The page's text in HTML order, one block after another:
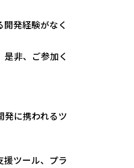
発経験がなく
非、ご参加く
発に携われるツ
ツール、プラ